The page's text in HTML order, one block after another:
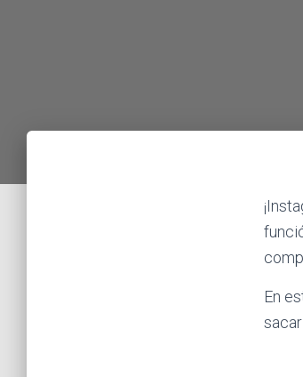
En